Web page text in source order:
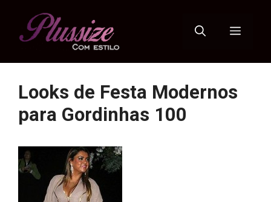
Menu
Looks de Festa Modernos
para Gordinhas 100